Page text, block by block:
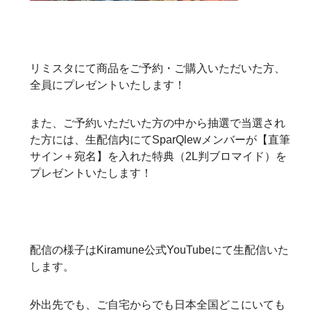
リミスタにて商品をご予約・ご購入いただいた方、
全員にプレゼントいたします！
また、ご予約いただいた方の中から抽選で当選され
た方には、生配信内にてSparQlewメンバーが【直筆
サイン＋宛名】を入れた特典（2L判ブロマイド）を
プレゼントいたします！
配信の様子はKiramune公式YouTubeにて生配信いた
します。
外出先でも、ご自宅からでも日本全国どこにいても